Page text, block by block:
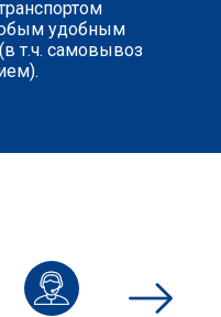
удобным
т.ч. самовывоз